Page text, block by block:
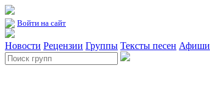
Войти на сайт
Новости Рецензии Группы Тексты песен Афиши